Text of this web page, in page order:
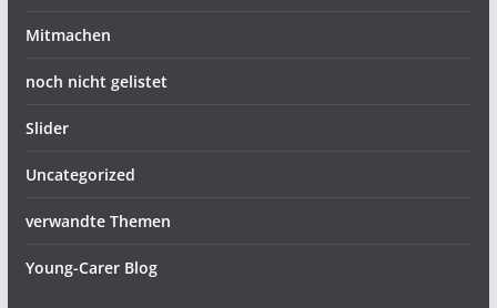
Mitmachen
noch nicht gelistet
Slider
Uncategorized
verwandte Themen
Young-Carer Blog